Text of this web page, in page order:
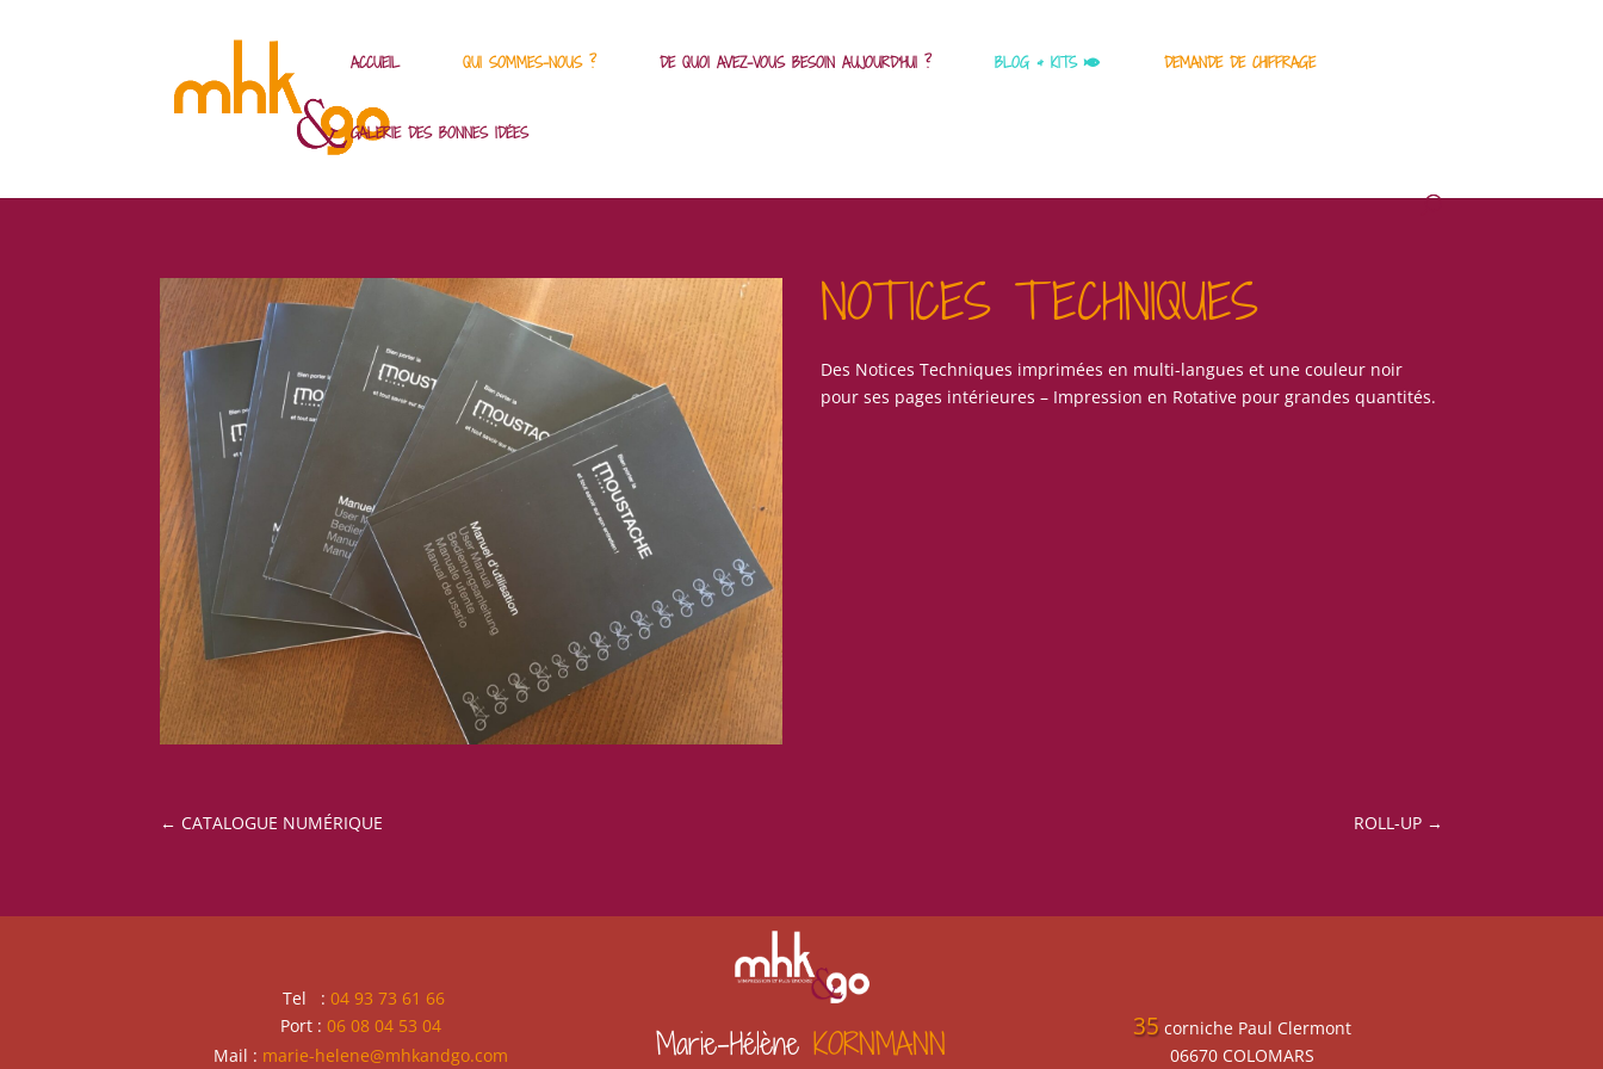
ACCUEIL QUI SOMMES-NOUS ? DE QUOI AVEZ-VOUS BESOIN AUJOURD’HUI ? BLOG & KITS DEMANDE DE CHIFFRAGE
GALERIE DES BONNES IDÉES
NOTICES TECHNIQUES
Des Notices Techniques imprimées en multi-langues et une couleur noir
pour ses pages intérieures – Impression en Rotative pour grandes quantités.
←CATALOGUE NUMÉRIQUE ROLL-UP→
Tel : 04 93 73 61 66
Port : 06 08 04 53 04
Mail : marie-helene@mhkandgo.com Marie-Hélène KORNMANN 35corniche Paul Clermont
06670 COLOMARS